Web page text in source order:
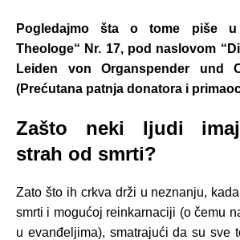
Pogledajmo šta o tome piše u
Theologe“ Nr. 17, pod naslovom
Leiden von Organspender und
(Prećutana patnja donatora i
Zašto neki ljudi
strah od smrti?
Zato što ih crkva drži u neznanju,
smrti i mogućoj reinkarnaciji (o čemu
u evanđeljima), smatrajući da su sve